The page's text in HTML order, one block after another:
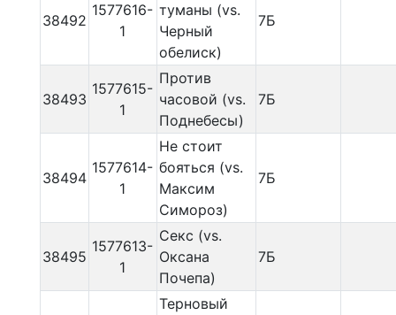
38492
1577616-
1
туманы (vs.
Черный
обелиск)
7Б
38493
1577615-
1
Против
часовой (vs.
Поднебесы)
7Б
38494
1577614-
1
Не стоит
бояться (vs.
Максим
Симороз)
7Б
38495
1577613-
1
Секс (vs.
Оксана
Почепа)
7Б
Терновый